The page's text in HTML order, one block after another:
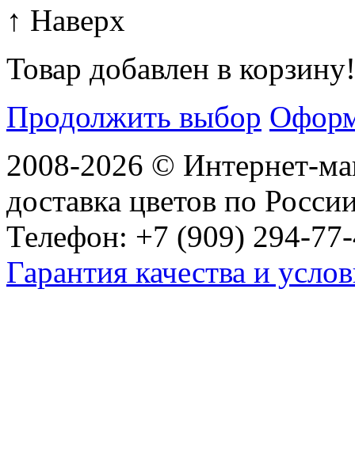
↑ Наверх
Товар добавлен в корзину!
Продолжить выбор
2008-2026 © Интернет-
доставка цветов по
Телефон: +7 (909) 294-
Гарантия качества и